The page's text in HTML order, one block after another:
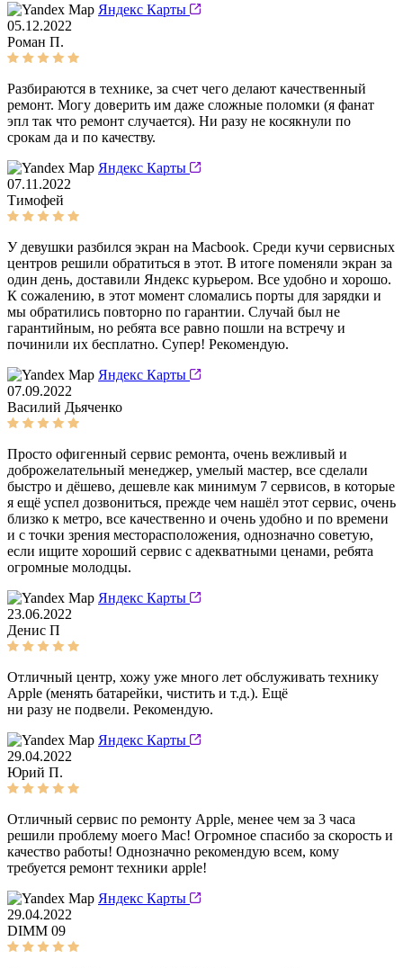
Яндекс Карты
05.12.2022
Роман П.
Разбираются в технике, за счет чего делают качественный
ремонт. Могу доверить им даже сложные поломки (я фанат
эпл так что ремонт случается). Ни разу не косякнули по
срокам да и по качеству.
Яндекс Карты
07.11.2022
Тимофей
У девушки разбился экран на Macbook. Среди кучи сервисных
центров решили обратиться в этот. В итоге поменяли экран за
один день, доставили Яндекс курьером. Все удобно и хорошо.
К сожалению, в этот момент сломались порты для зарядки и
мы обратились повторно по гарантии. Случай был не
гарантийным, но ребята все равно пошли на встречу и
починили их бесплатно. Супер! Рекомендую.
Яндекс Карты
07.09.2022
Василий Дьяченко
Просто офигенный сервис ремонта, очень вежливый и
доброжелательный менеджер, умелый мастер, все сделали
быстро и дёшево, дешевле как минимум 7 сервисов, в которые
я ещё успел дозвониться, прежде чем нашёл этот сервис, очень
близко к метро, все качественно и очень удобно и по времени
и с точки зрения месторасположения, однозначно советую,
если ищите хороший сервис с адекватными ценами, ребята
огромные молодцы.
Яндекс Карты
23.06.2022
Денис П
Отличный центр, хожу уже много лет обслуживать технику
Apple (менять батарейки, чистить и т.д.). Ещё
ни разу не подвели. Рекомендую.
Яндекс Карты
29.04.2022
Юрий П.
Отличный сервис по ремонту Apple, менее чем за 3 часа
решили проблему моего Mac! Огромное спасибо за скорость и
качество работы! Однозначно рекомендую всем, кому
требуется ремонт техники apple!
Яндекс Карты
29.04.2022
DIMM 09